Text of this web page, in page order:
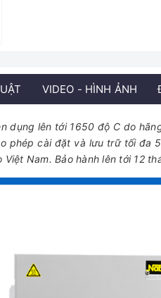
VIDEO - HÌNH ẢNH
dụng lên tới 1650 độ C do
phép cài đặt và lưu trữ tối đa
Nam. Bảo hành lên tới 12